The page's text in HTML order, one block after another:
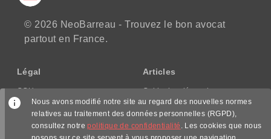
© 2026 NeoBarreau - Trouvez le bon avocat
partout en France.
Légal
CGU
CGV/CPPS
Politique de confidentialité
Articles
Guide des démarches
Nous avons modifié notre site au regard des nouvelles normes
relatives au traitement des données personnelles (RGPD),
consultez notrepolitique de confidentialité . Les cookies que nous